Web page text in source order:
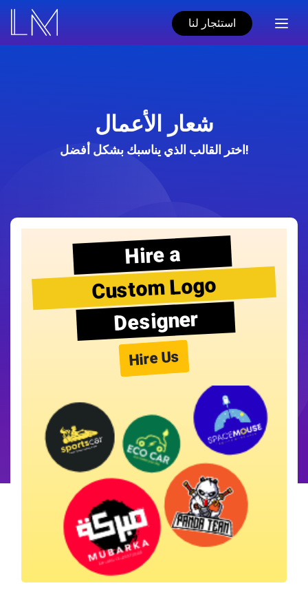
استئجار لنا
شعار الأعمال
اختر القالب الذي يناسبك بشكل أفضل!
Hire a
Custom Logo
Designer
Hire Us